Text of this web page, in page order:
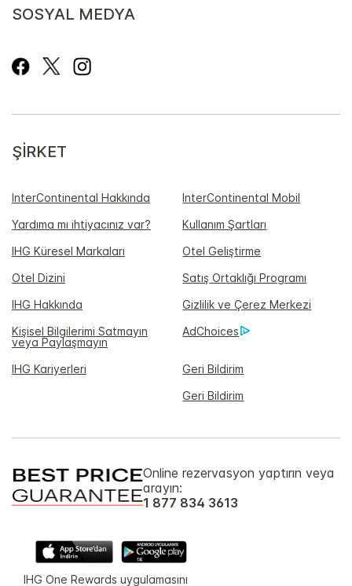
SOSYAL MEDYA
ŞIRKET
InterContinental Hakkında
InterContinental Mobil
Yardıma mı ihtiyacınız var?
Kullanım Şartları
IHG Küresel Markaları
Otel Geliştirme
Otel Dizini
Satış Ortaklığı Programı
IHG Hakkında
Gizlilik ve Çerez Merkezi
Kişisel Bilgilerimi Satmayın
veya Paylaşmayın
AdChoices
IHG Kariyerleri
Geri Bildirim
Geri Bildirim
Online rezervasyon yaptırın veya
arayın:
1 877 834 3613
IHG One Rewards uygulamasını